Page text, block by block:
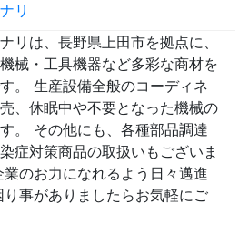
リ
リは、長野県上田市を拠点に、
械・工具機器など多彩な商材を
。 生産設備全般のコーディネ
、休眠中や不要となった機械の
。 その他にも、各種部品調達
症対策商品の取扱いもございま
のお力になれるよう日々邁進
事がありましたらお気軽にご